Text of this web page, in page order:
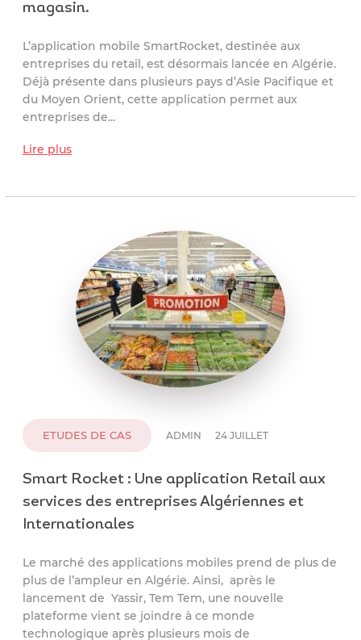
magasin.
L’application mobile SmartRocket, destinée aux
entreprises du retail, est désormais lancée en Algérie.
Déjà présente dans plusieurs pays d’Asie Pacifique et
du Moyen Orient, cette application permet aux
entreprises de...
Lire plus
ETUDES DE CAS ADMIN 24 JUILLET
Smart Rocket : Une application Retail aux
services des entreprises Algériennes et
Internationales
Le marché des applications mobiles prend de plus de
plus de l’ampleur en Algérie. Ainsi, après le
lancement de Yassir, Tem Tem, une nouvelle
plateforme vient se joindre à ce monde
technologique après plusieurs mois de